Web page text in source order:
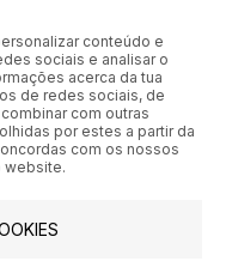
e Acessórios de Braga
taxa em vigor.
conteúdo e
sociais e analisar o
acerca da tua
de redes sociais, de
com outras
por estes a partir da
com os nossos
website.